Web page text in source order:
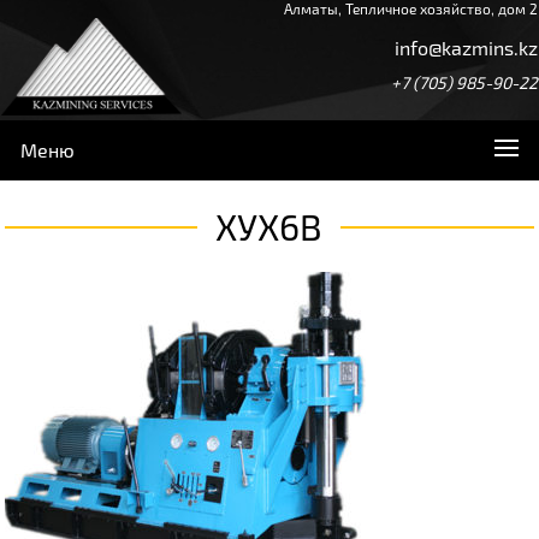
info@kazmins.kz
Алматы, Тепличное хозяйство, дом 2
+7 (705) 985-90-22
Меню
ХУХ6В